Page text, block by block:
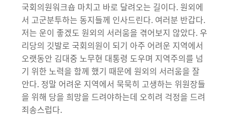
국회의원워크숍 마치고 바로 달려오는 길이다. 원외에
서 고군분투하는 동지들께 인사드린다. 여러분 반갑다.
저는 운이 좋겠도 원외의 서러움을 겪어보지 않았다. 우
리당의 깃발로 국회의원이 되기 아주 어려운 지역에서
오랫동안 김대중 노무현 대통령 도우며 지역주의를 넘
기 위한 노력을 함께 했기 때문에 원외의 서러움을 잘
안다. 정말 어려운 지역에서 묵묵히 고생하는 위원장들
을 위해 당을 희망을 드려야하는데 오히려 걱정을 드려
죄송스럽다.